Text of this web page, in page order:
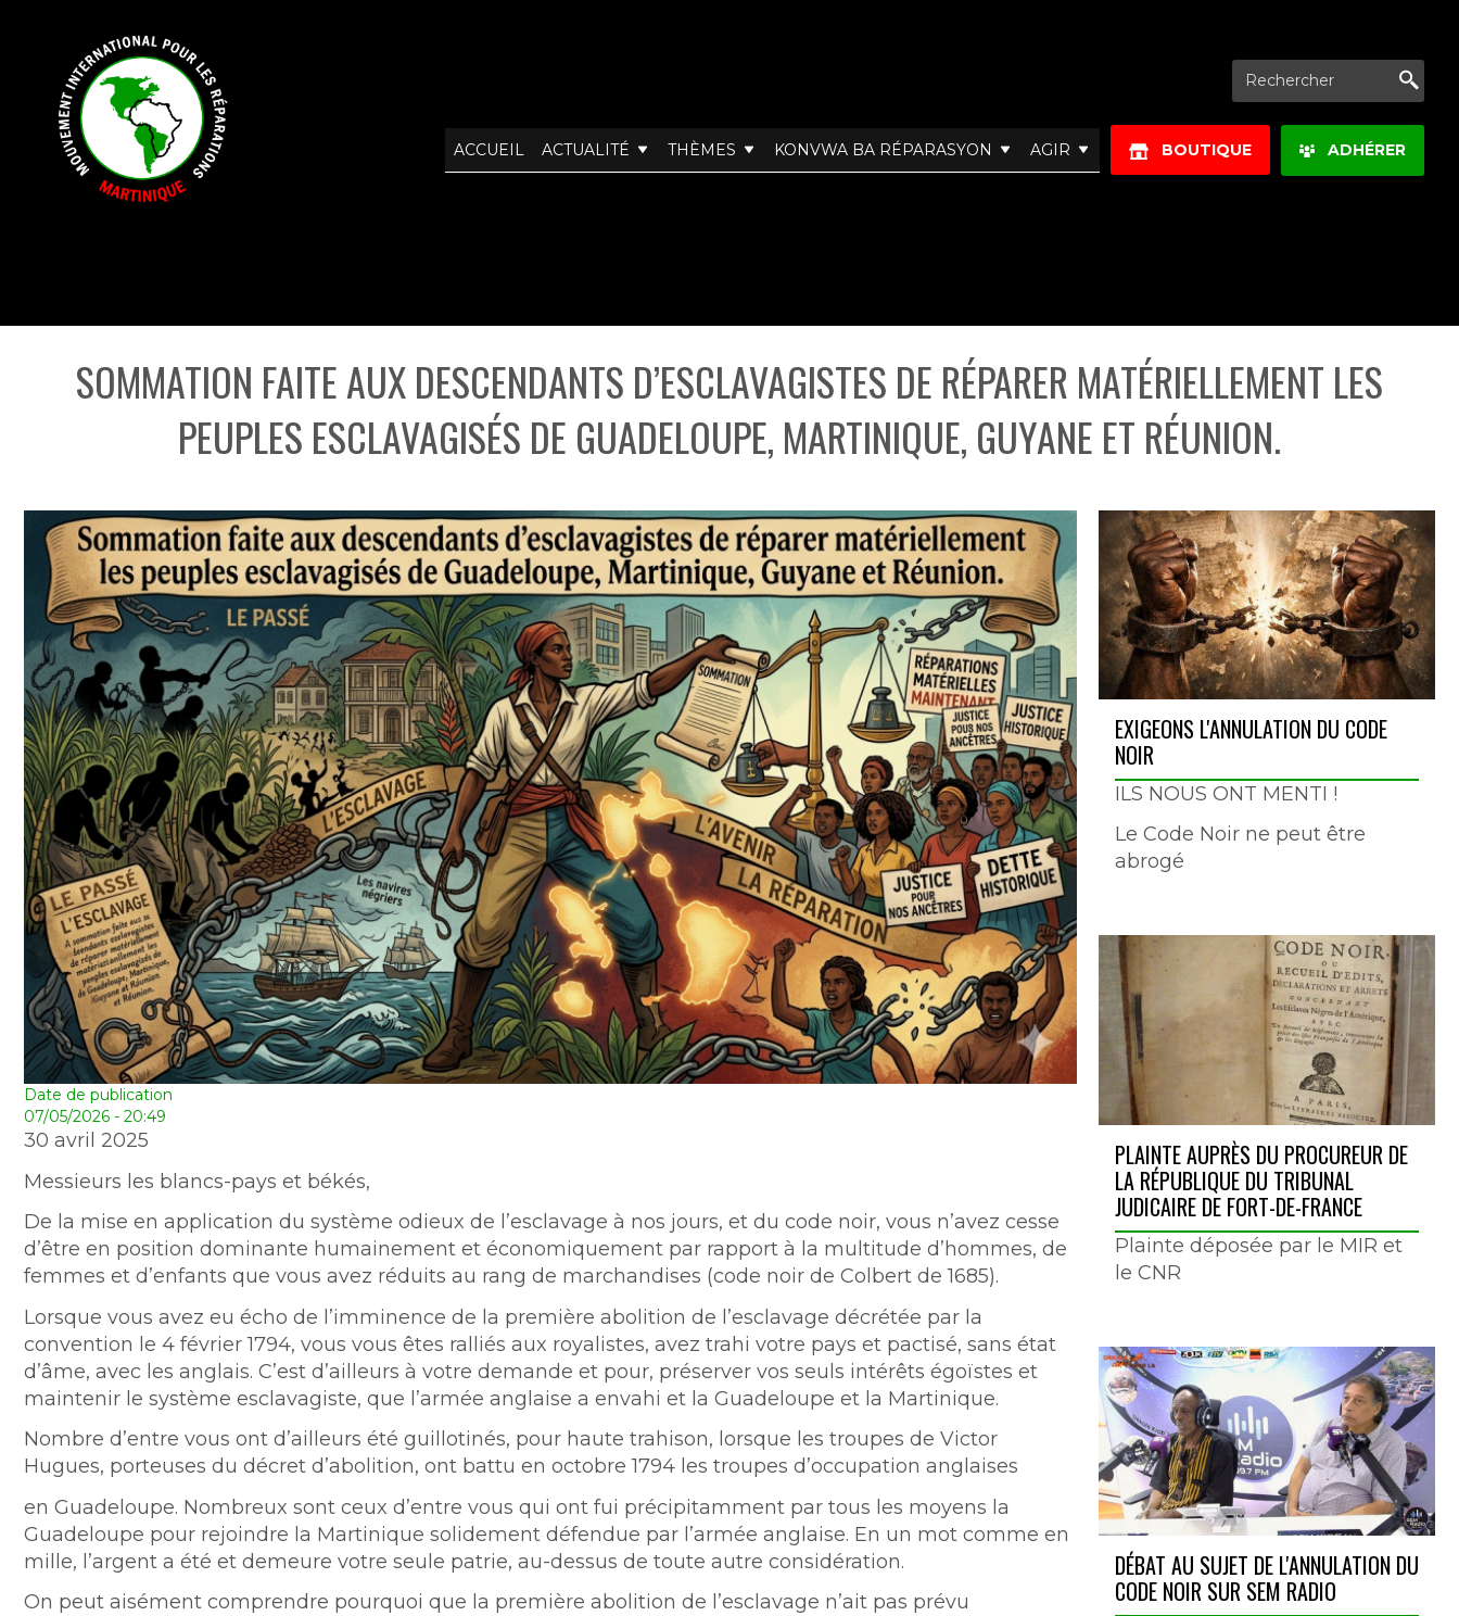
ADHÉRER
BOUTIQUE
ACCUEIL ACTUALITÉ THÈMES KONVWA BA RÉPARASYON AGIR
SOMMATION FAITE AUX DESCENDANTS D’ESCLAVAGISTES DE RÉPARER MATÉRIELLEMENT LES
PEUPLES ESCLAVAGISÉS DE GUADELOUPE, MARTINIQUE, GUYANE ET RÉUNION.
Date de publication
07/05/2026 - 20:49
30 avril 2025
Messieurs les blancs-pays et békés,
De la mise en application du système odieux de l’esclavage à nos jours, et du code noir, vous n’avez cesse
d’être en position dominante humainement et économiquement par rapport à la multitude d’hommes, de
femmes et d’enfants que vous avez réduits au rang de marchandises (code noir de Colbert de 1685).
Lorsque vous avez eu écho de l’imminence de la première abolition de l’esclavage décrétée par la
convention le 4 février 1794, vous vous êtes ralliés aux royalistes, avez trahi votre pays et pactisé, sans état
d’âme, avec les anglais. C’est d’ailleurs à votre demande et pour, préserver vos seuls intérêts égoïstes et
maintenir le système esclavagiste, que l’armée anglaise a envahi et la Guadeloupe et la Martinique.
Nombre d’entre vous ont d’ailleurs été guillotinés, pour haute trahison, lorsque les troupes de Victor
Hugues, porteuses du décret d’abolition, ont battu en octobre 1794 les troupes d’occupation anglaises
en Guadeloupe. Nombreux sont ceux d’entre vous qui ont fui précipitamment par tous les moyens la
Guadeloupe pour rejoindre la Martinique solidement défendue par l’armée anglaise. En un mot comme en
mille, l’argent a été et demeure votre seule patrie, au-dessus de toute autre considération.
On peut aisément comprendre pourquoi que la première abolition de l’esclavage n’ait pas prévu
EXIGEONS L'ANNULATION DU CODE
NOIR
ILS NOUS ONT MENTI !
Le Code Noir ne peut être
abrogé
PLAINTE AUPRÈS DU PROCUREUR DE
LA RÉPUBLIQUE DU TRIBUNAL
JUDICAIRE DE FORT-DE-FRANCE
Plainte déposée par le MIR et
le CNR
DÉBAT AU SUJET DE L'ANNULATION DU
CODE NOIR SUR SEM RADIO